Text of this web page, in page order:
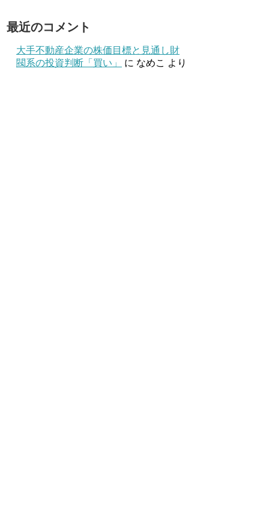
最近のコメント
大手不動産企業の株価目標と見通し財
閥系の投資判断「買い」
に なめこ より